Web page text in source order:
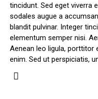
tincidunt. Sed eget viverra
sodales augue a
blandit pulvinar. Integer
elementum semper nisi.
Aenean leo ligula, porttitor
enim. Sed ut perspiciatis,